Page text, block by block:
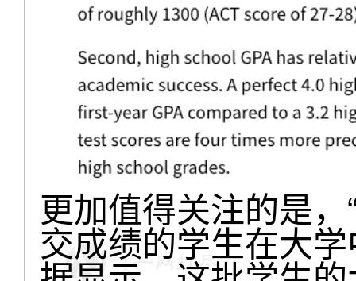
更加值得关注的是，
交成绩的学生在大